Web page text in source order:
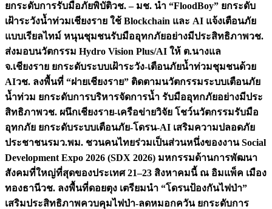
ยกระดับการรับมือภัยพิบัติวช. – มช. นำ “FloodBoy” ยกระดับ
เฝ้าระวังน้ำท่วมเชียงราย ใช้ Blockchain และ AI แจ้งเตือนภัย
แบบเรียลไทม์ หนุนชุมชนรับมืออุทกภัยอย่างมีประสิทธิภาพวช.
ส่งมอบนวัตกรรม Hydro Vision Plus/AI ให้ ต.นางแล
จ.เชียงราย ยกระดับระบบเฝ้าระวัง-เตือนภัยน้ำท่วมชุมชนด้วย
AIวช. ลงพื้นที่ “ฝายเชียงราย” ติดตามนวัตกรรมระบบเตือนภัย
น้ำท่วม ยกระดับการบริหารจัดการน้ำ รับมืออุทกภัยอย่างมีประ
สิทธิภาพวช. ผนึกเชียงราย-เครือข่ายวิจัย โชว์นวัตกรรมรับมือ
อุทกภัย ยกระดับระบบเตือนภัย-โดรน-AI เสริมความปลอดภัย
ประชาชนรมว.พม. ชวนคนไทยร่วมเป็นส่วนหนึ่งของงาน Social
Development Expo 2026 (SDX 2026) มหกรรมด้านการพัฒนา
สังคมที่ใหญ่ที่สุดของประเทศ 21–23 สิงหาคมนี้ ณ อิมแพ็ค เมือง
ทองธานีวช. ลงพื้นที่ดอยตุง เตรียมนำ “โดรนป้องกันไฟป่า”
เสริมประสิทธิภาพควบคุมไฟป่า-ลดหมอกควัน ยกระดับการ